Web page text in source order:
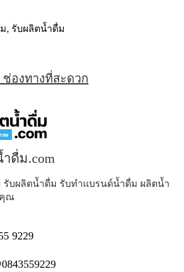
, รับผลิตน้ำดื่ม
ช่องทางที่สะดวก
ดื่ม.com
รับผลิตน้ำดื่ม รับทำแบรนด์น้ำดื่ม ผลิตน้ำ
คุณ
9229